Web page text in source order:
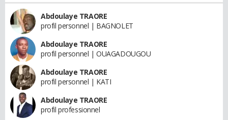
Abdoulaye TRAORE
profil personnel | BAGNOLET
Abdoulaye TRAORE
profil personnel | OUAGADOUGOU
Abdoulaye TRAORE
profil personnel | KATI
Abdoulaye TRAORE
profil professionnel